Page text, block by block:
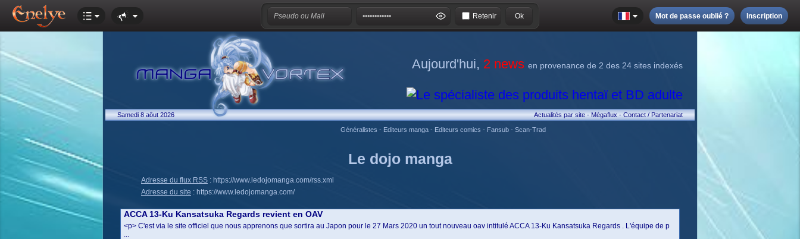
Retenir Mot de passe oublié ? Inscription
Aujourd'hui, 2 news en provenance de 2 des 24 sites indexés
Samedi 8 aôut 2026 Actualités par site-Mégaflux-Contact / Partenariat
Généralistes - Editeurs manga - Editeurs comics - Fansub - Scan-Trad
Le dojo manga
Adresse du flux RSS : https://www.ledojomanga.com/rss.xml
Adresse du site : https://www.ledojomanga.com/
ACCA 13-Ku Kansatsuka Regards revient en OAV
<p> C'est via le site officiel que nous apprenons que sortira au Japon pour le 27 Mars 2020 un tout nouveau oav intitulé ACCA 13-Ku Kansatsuka Regards . L'équipe de p
...